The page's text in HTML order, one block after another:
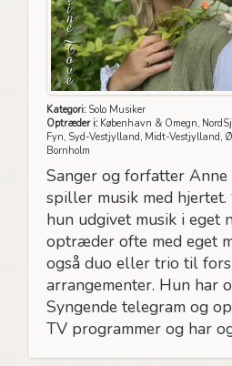
Kategori:Solo Musiker
Optræder i:København & Omegn,
Fyn, Syd-Vestjylland, Midt-Vestjylland,
Bornholm
Sanger og forfatter Anne
spiller musik med
hun udgivet musik i eget
optræder ofte med eget
også duo eller trio til
arrangementer. Hun har
Syngende telegram og
TV programmer og har